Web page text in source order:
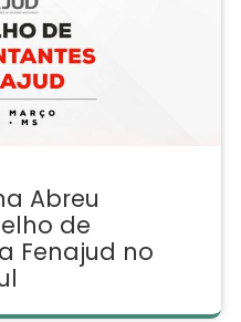
Abreu
de
Fenajud no